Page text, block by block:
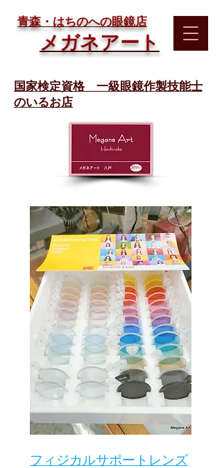
​青森・はちのへの眼鏡店
メガネアート
国家検定資格 一級眼鏡作製技能士
のいるお店
​フィジカルサポートレンズ